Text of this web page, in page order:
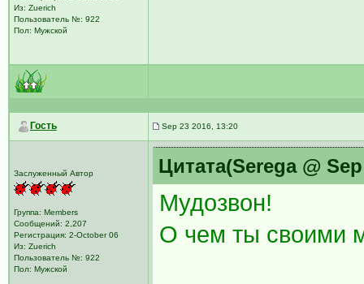
Из: Zuerich
Пользователь №: 922
Пол: Мужской
Гость Sep 23 2016, 13:20
Заслуженный Автор
Группа: Members
Сообщений: 2,207
Регистрация: 2-October 06
Из: Zuerich
Пользователь №: 922
Пол: Мужской
Цитата(Serega @
Мудозвон!
О чем ты своими